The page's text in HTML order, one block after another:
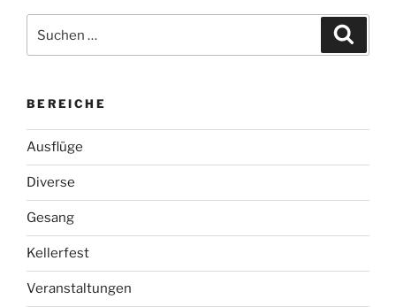
nach:
BEREICHE
Ausflüge
Diverse
Gesang
Kellerfest
Veranstaltungen